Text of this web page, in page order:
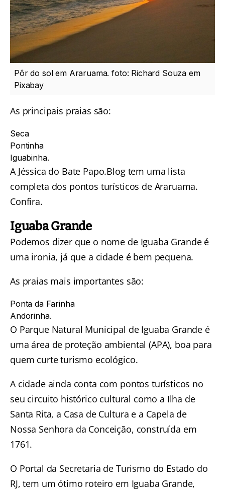
Pôr do sol em Araruama. foto: Richard Souza em
Pixabay
As principais praias são:
Seca
Pontinha
Iguabinha.
A Jéssica do Bate Papo.Blog tem uma lista
completa dos pontos turísticos de Araruama.
Confira.
Iguaba Grande
Podemos dizer que o nome de Iguaba Grande é
uma ironia, já que a cidade é bem pequena.
As praias mais importantes são:
Ponta da Farinha
Andorinha.
O Parque Natural Municipal de Iguaba Grande é
uma área de proteção ambiental (APA), boa para
quem curte turismo ecológico.
A cidade ainda conta com pontos turísticos no
seu circuito histórico cultural como a Ilha de
Santa Rita, a Casa de Cultura e a Capela de
Nossa Senhora da Conceição, construída em
1761.
O Portal da Secretaria de Turismo do Estado do
RJ, tem um ótimo roteiro em Iguaba Grande,